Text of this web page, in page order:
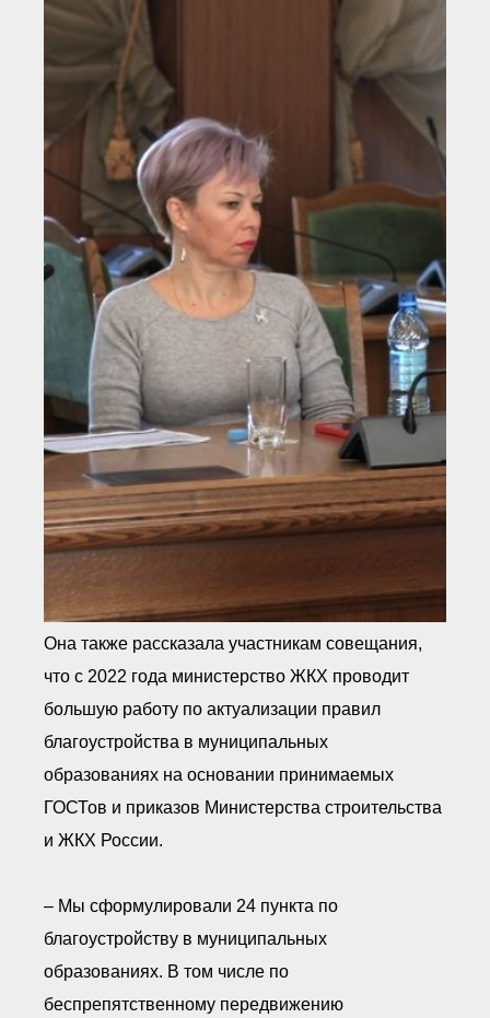
Она также рассказала участникам совещания,
что с 2022 года министерство ЖКХ проводит
большую работу по актуализации правил
благоустройства в муниципальных
образованиях на основании принимаемых
ГОСТов и приказов Министерства строительства
и ЖКХ России.
– Мы сформулировали 24 пункта по
благоустройству в муниципальных
образованиях. В том числе по
беспрепятственному передвижению